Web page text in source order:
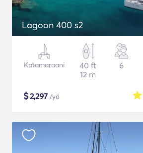
Lagoon 400 s2
Katamaraani
40 ft
12 m
6
$2,297 /yö